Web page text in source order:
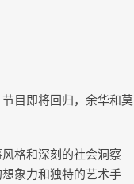
目即将回归，余华和莫
格和深刻的社会洞察
象力和独特的艺术手